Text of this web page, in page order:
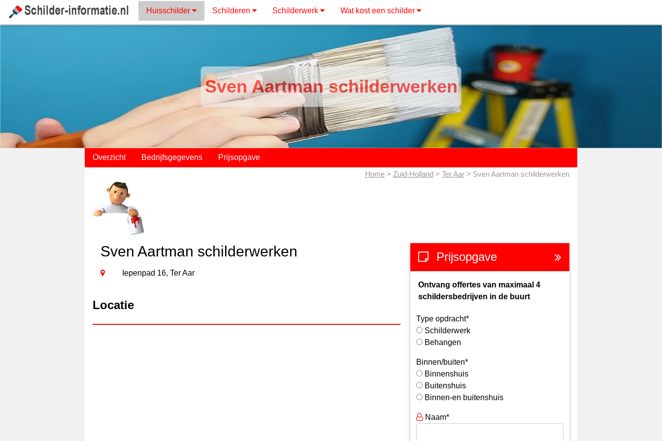
Huisschilder Schilderen Schilderwerk Wat kost een schilder
Sven Aartman schilderwerken
;
Overzicht Bedrijfsgegevens Prijsopgave
Home > Zuid-Holland > Ter Aar > Sven Aartman schilderwerken
Sven Aartman schilderwerken
Iepenpad 16, Ter Aar
Locatie
Prijsopgave
Ontvang offertes van maximaal 4
schildersbedrijven in de buurt
Type opdracht*
Schilderwerk
Behangen
Binnen/buiten*
Binnenshuis
Buitenshuis
Binnen-en buitenshuis
Naam*